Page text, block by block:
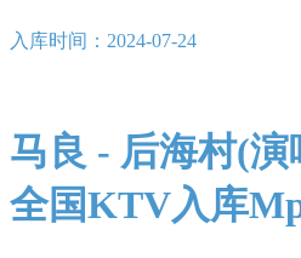
入库时间： 2024-07-24
马良 - 后海村(
全国KTV入库